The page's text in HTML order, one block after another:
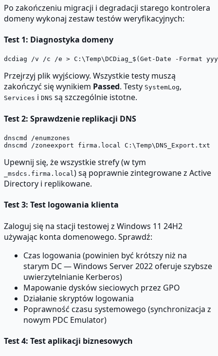
Po zakończeniu migracji i degradacji starego kontrolera
domeny wykonaj zestaw testów weryfikacyjnych:
Test 1: Diagnostyka domeny
Przejrzyj plik wyjściowy. Wszystkie testy muszą
zakończyć się wynikiem Passed. Testy SystemLog,
Services i DNS są szczególnie istotne.
Test 2: Sprawdzenie replikacji DNS
dnscmd /enumzones
Upewnij się, że wszystkie strefy (w tym
_msdcs.firma.local) są poprawnie zintegrowane z Active
Directory i replikowane.
Test 3: Test logowania klienta
Zaloguj się na stacji testowej z Windows 11 24H2
używając konta domenowego. Sprawdź:
Czas logowania (powinien być krótszy niż na
starym DC — Windows Server 2022 oferuje szybsze
uwierzytelnianie Kerberos)
Mapowanie dysków sieciowych przez GPO
Działanie skryptów logowania
Poprawność czasu systemowego (synchronizacja z
nowym PDC Emulator)
Test 4: Test aplikacji biznesowych